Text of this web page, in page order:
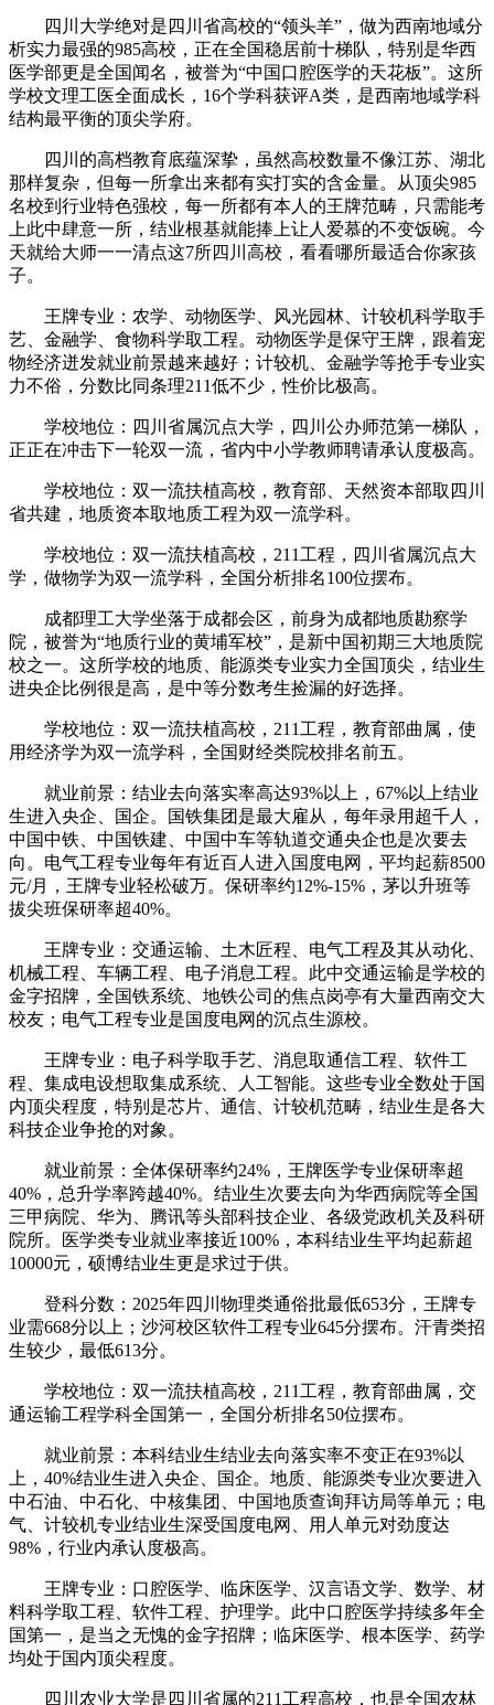
四川大学绝对是四川省高校的“领头羊”，做为西南地域分
析实力最强的985高校，正在全国稳居前十梯队，特别是华西
医学部更是全国闻名，被誉为“中国口腔医学的天花板”。这所
学校文理工医全面成长，16个学科获评A类，是西南地域学科
结构最平衡的顶尖学府。
四川的高档教育底蕴深挚，虽然高校数量不像江苏、湖北
那样复杂，但每一所拿出来都有实打实的含金量。从顶尖985
名校到行业特色强校，每一所都有本人的王牌范畴，只需能考
上此中肆意一所，结业根基就能捧上让人爱慕的不变饭碗。今
天就给大师一一清点这7所四川高校，看看哪所最适合你家孩
子。
王牌专业：农学、动物医学、风光园林、计较机科学取手
艺、金融学、食物科学取工程。动物医学是保守王牌，跟着宠
物经济迸发就业前景越来越好；计较机、金融学等抢手专业实
力不俗，分数比同条理211低不少，性价比极高。
学校地位：四川省属沉点大学，四川公办师范第一梯队，
正正在冲击下一轮双一流，省内中小学教师聘请承认度极高。
学校地位：双一流扶植高校，教育部、天然资本部取四川
省共建，地质资本取地质工程为双一流学科。
学校地位：双一流扶植高校，211工程，四川省属沉点大
学，做物学为双一流学科，全国分析排名100位摆布。
成都理工大学坐落于成都会区，前身为成都地质勘察学
院，被誉为“地质行业的黄埔军校”，是新中国初期三大地质院
校之一。这所学校的地质、能源类专业实力全国顶尖，结业生
进央企比例很是高，是中等分数考生捡漏的好选择。
学校地位：双一流扶植高校，211工程，教育部曲属，使
用经济学为双一流学科，全国财经类院校排名前五。
就业前景：结业去向落实率高达93%以上，67%以上结业
生进入央企、国企。国铁集团是最大雇从，每年录用超千人，
中国中铁、中国铁建、中国中车等轨道交通央企也是次要去
向。电气工程专业每年有近百人进入国度电网，平均起薪8500
元/月，王牌专业轻松破万。保研率约12%-15%，茅以升班等
拔尖班保研率超40%。
王牌专业：交通运输、土木匠程、电气工程及其从动化、
机械工程、车辆工程、电子消息工程。此中交通运输是学校的
金字招牌，全国铁系统、地铁公司的焦点岗亭有大量西南交大
校友；电气工程专业是国度电网的沉点生源校。
王牌专业：电子科学取手艺、消息取通信工程、软件工
程、集成电设想取集成系统、人工智能。这些专业全数处于国
内顶尖程度，特别是芯片、通信、计较机范畴，结业生是各大
科技企业争抢的对象。
就业前景：全体保研率约24%，王牌医学专业保研率超
40%，总升学率跨越40%。结业生次要去向为华西病院等全国
三甲病院、华为、腾讯等头部科技企业、各级党政机关及科研
院所。医学类专业就业率接近100%，本科结业生平均起薪超
10000元，硕博结业生更是求过于供。
登科分数：2025年四川物理类通俗批最低653分，王牌专
业需668分以上；沙河校区软件工程专业645分摆布。汗青类招
生较少，最低613分。
学校地位：双一流扶植高校，211工程，教育部曲属，交
通运输工程学科全国第一，全国分析排名50位摆布。
就业前景：本科结业生结业去向落实率不变正在93%以
上，40%结业生进入央企、国企。地质、能源类专业次要进入
中石油、中石化、中核集团、中国地质查询拜访局等单元；电
气、计较机专业结业生深受国度电网、用人单元对劲度达
98%，行业内承认度极高。
王牌专业：口腔医学、临床医学、汉言语文学、数学、材
料科学取工程、软件工程、护理学。此中口腔医学持续多年全
国第一，是当之无愧的金字招牌；临床医学、根本医学、药学
均处于国内顶尖程度。
四川农业大学是四川省属的211工程高校，也是全国农林